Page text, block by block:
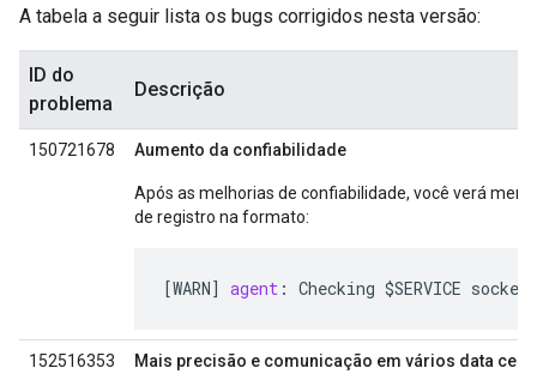
A tabela a seguir lista os bugs corrigidos nesta versão:
ID do
problema
Descrição
150721678 Aumento da confiabilidade
Após as melhorias de confiabilidade, você verá
de registro na formato:
[WARN] agent : Checking $SERVICE socket
152516353
Mais precisão e comunicação em vários data